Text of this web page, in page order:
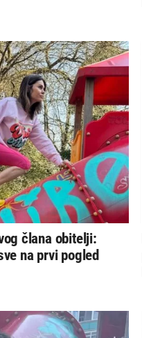
člana obitelji:
na prvi pogled